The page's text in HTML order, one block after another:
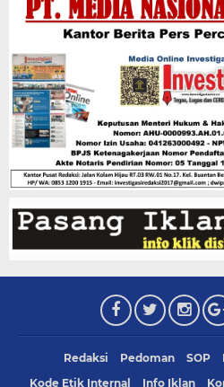
Redaksi Pedoman SOP
Kode Etik Internal
Info Iklan